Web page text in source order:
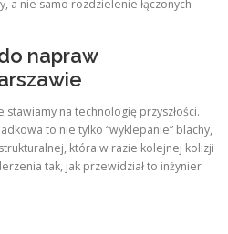
a nie samo rozdzielenie łączonych
napraw
na technologię przyszłości.
to nie tylko “wyklepanie” blachy,
która w razie kolejnej kolizji
tak, jak przewidział to inżynier